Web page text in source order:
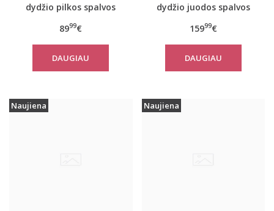
dydžio pilkos spalvos
paltas Tom Tailor
10367
8999€
DAUGIAU
dydžio juodos spalvos
žiemai Tom Tailor
14482
15999€
DAUGIAU
Naujiena Naujiena